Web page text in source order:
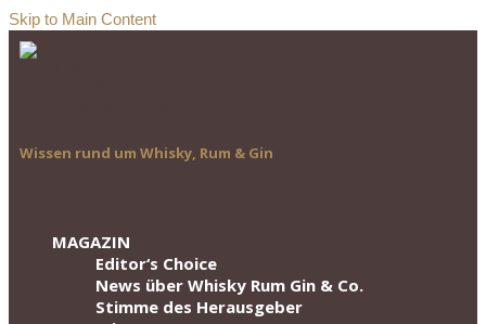
Skip to Main Content
Wissen rund um Whisky, Rum & Gin
MAGAZIN
Editor‘s Choice
News über Whisky Rum Gin & Co.
Stimme des Herausgeber